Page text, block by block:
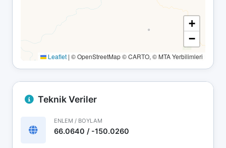
+
−
Leaflet | © OpenStreetMap © CARTO, © MTA Yerbilimleri
Teknik Veriler
ENLEM / BOYLAM
66.0640 / -150.0260